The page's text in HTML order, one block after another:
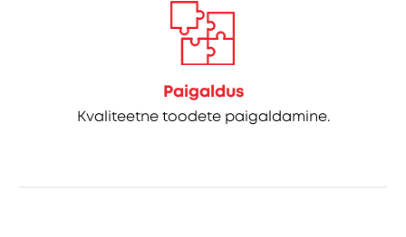
Paigaldus
Kvaliteetne toodete paigaldamine.